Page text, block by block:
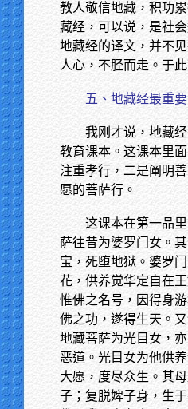
教人敬信地藏，积功
藏经，可以说，是社
地藏经的译文，并不
人心，不胫而走。于
五、地藏经最重
我刚才说，地藏
教育课本。这课本里
注重孝行，二是阐明
愿的菩萨行。
这课本在第一品
萨往昔为婆罗门女。
宝，死堕地狱。婆罗
花，供养觉华定自在
惟佛之名号，因得身
佛之功，遂得生天。
地藏菩萨为光目女，
恶道。光目女为他供
大愿，度尽众生。其
子；复脱婢子身，生